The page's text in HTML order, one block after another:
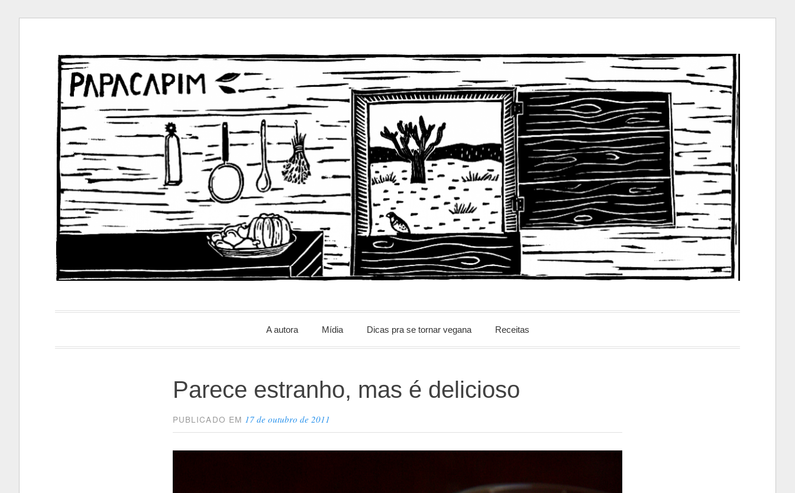
conteúdo
PapacapimA autora Mídia Dicas pra se tornar vegana Receitas
Parece estranho, mas é delicioso
PUBLICADO EM 17 de outubro de 2011